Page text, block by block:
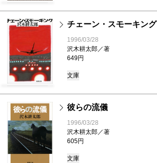
チェーン・スモーキング
1996/03/28
沢木耕太郎／著
649円
文庫
彼らの流儀
1996/03/28
沢木耕太郎／著
605円
文庫